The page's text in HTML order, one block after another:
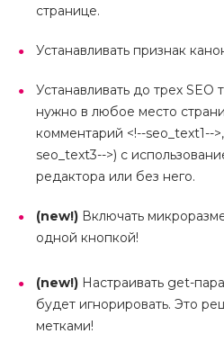
странице.
Устанавливать признак
Устанавливать до трех SEO
нужно в любое место
комментарий <!--seo_text1--
seo_text3-->) с
редактора или без него.
(new!) Включать
одной кнопкой!
(new!) Настраивать get-
будет игнорировать. Это
метками!